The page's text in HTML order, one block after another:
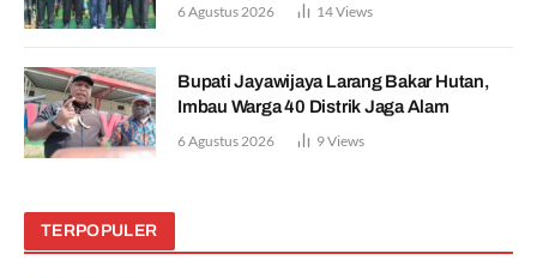
6 Agustus 2026 14Views
Bupati Jayawijaya Larang Bakar Hutan,
Imbau Warga 40 Distrik Jaga Alam
6 Agustus 2026 9Views
TERPOPULER